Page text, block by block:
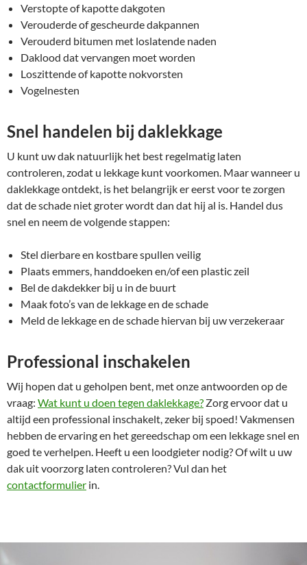
Verstopte of kapotte dakgoten
Verouderde of gescheurde dakpannen
Verouderd bitumen met loslatende naden
Daklood dat vervangen moet worden
Loszittende of kapotte nokvorsten
Vogelnesten
Snel handelen bij daklekkage
U kunt uw dak natuurlijk het best regelmatig laten
controleren, zodat u lekkage kunt voorkomen. Maar wanneer u
daklekkage ontdekt, is het belangrijk er eerst voor te zorgen
dat de schade niet groter wordt dan dat hij al is. Handel dus
snel en neem de volgende stappen:
Stel dierbare en kostbare spullen veilig
Plaats emmers, handdoeken en/of een plastic zeil
Bel de dakdekker bij u in de buurt
Maak foto’s van de lekkage en de schade
Meld de lekkage en de schade hiervan bij uw verzekeraar
Professional inschakelen
Wij hopen dat u geholpen bent, met onze antwoorden op de
vraag: Wat kunt u doen tegen daklekkage? Zorg ervoor dat u
altijd een professional inschakelt, zeker bij spoed! Vakmensen
hebben de ervaring en het gereedschap om een lekkage snel en
goed te verhelpen. Heeft u een loodgieter nodig? Of wilt u uw
dak uit voorzorg laten controleren? Vul dan het
contactformulier in.